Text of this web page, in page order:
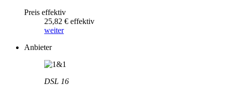
Preis effektiv
25,82 € effektiv
weiter
Anbieter
DSL 16